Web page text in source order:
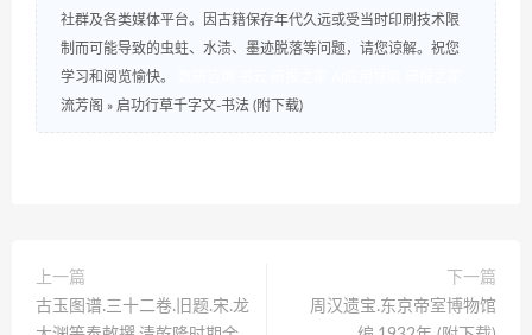
社群及各类媒体平台。因古籍保存年代久远或受当时印刷技术限
制而可能导致的虫蛀、水渍、墨迹脱落等问题，请您谅解。祝您
学习和阅览愉快。
流芳阁 » 启功行草千字文-书法 (附下载)
上一篇
古玉图谱.三十二卷.旧题.宋.龙
下一篇
周汉遗宝.东京帝室博物馆